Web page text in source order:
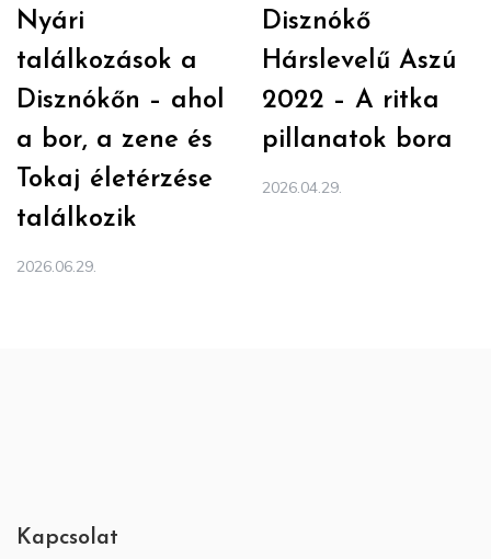
Nyári
találkozások a
Disznókőn – ahol
a bor, a zene és
Tokaj életérzése
találkozik
2026.06.29.
Disznókő
Hárslevelű Aszú
2022 – A ritka
pillanatok bora
2026.04.29.
Kapcsolat